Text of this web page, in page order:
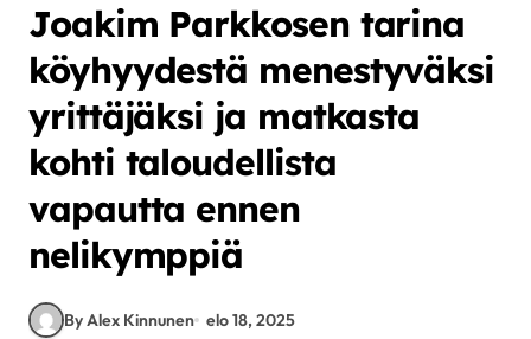
Joakim Parkkosen tarina
köyhyydestä menestyväksi
yrittäjäksi ja matkasta
kohti taloudellista
vapautta ennen
nelikymppiä
By Alex Kinnunen elo 18, 2025